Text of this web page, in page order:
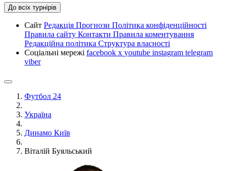
До всіх турнірів
Сайт Редакція Прогнози Політика конфіденційності
Правила сайту Контакти Правила коментування
Редакційна політика Структура власності
Соціальні мережі facebook x youtube instagram telegram
viber
Футбол 24
Україна
Динамо Київ
Віталій Буяльський